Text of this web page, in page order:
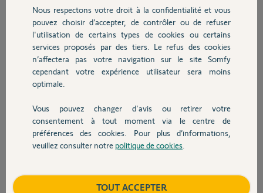
Chauffage
Autres produits
Devis avec un pro
Contact
fonctionnelle (en pause).
Pouvez-vous m'indiquer la marche à suivre afin
de pouvoir reconnecter mes enceintes ?
Vous en remerciant d'avance.
Cyril C.
il y a presque 3 ans
Réponses
Nous respectons votre droit à la confidentialité et vous
pouvez choisir d’accepter, de contrôler ou de refuser
l'utilisation de certains types de cookies ou certains
services proposés par des tiers. Le refus des cookies
n’affectera pas votre navigation sur le site Somfy
cependant votre expérience utilisateur sera moins
optimale.
Vous pouvez changer d'avis ou retirer votre
consentement à tout moment via le centre de
préférences des cookies. Pour plus d’informations,
veuillez consulter notre politique de cookies
TOUT ACCEPTER